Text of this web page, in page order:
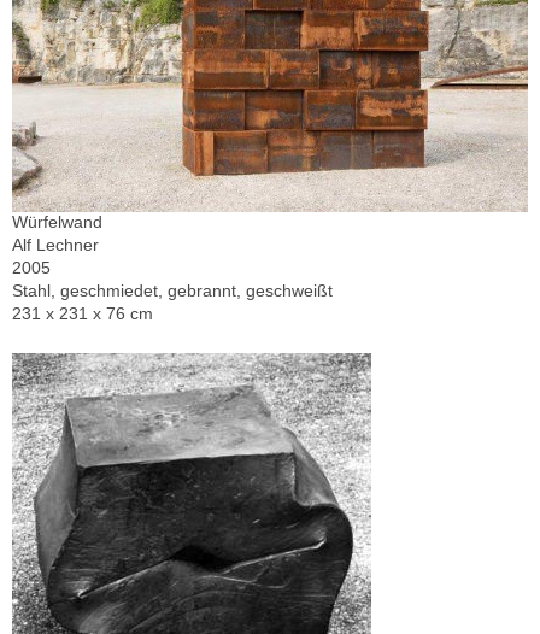
Würfelwand
Alf Lechner
2005
Stahl, geschmiedet, gebrannt, geschweißt
231 x 231 x 76 cm